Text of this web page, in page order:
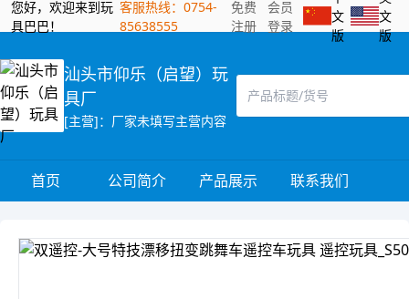
您好，欢迎来到玩
具巴巴！
客服热线：0754-
85638555
免费
注册
会员
登录
文
版
文
版
汕头市仰乐（启望）玩
具厂
[主营]：厂家未填写主营内容
首页 公司简介 产品展示 联系我们